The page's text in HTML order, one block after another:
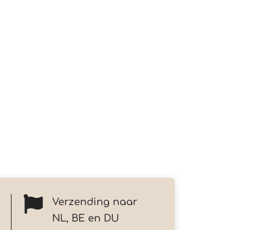

Verzending naar
NL, BE en DU